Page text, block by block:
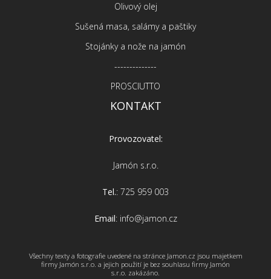
Olivový olej
Sušená masa, salámy a paštiky
Stojánky a nože na jamón
--------------
PROSCIUTTO
KONTAKT
Provozovatel:
Jamón s.r.o.
Tel.: 725 959 003
Email: info@jamon.cz
Všechny texty a fotografie uvedené na stránce Jamon.cz jsou majetkem
firmy Jamón s.r.o. a jejich použití je bez souhlasu firmy Jamón
s.r.o. zakázáno.